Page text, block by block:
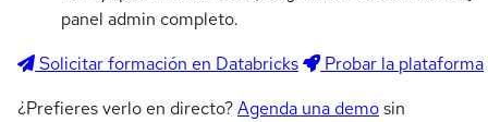
panel admin completo.
Solicitar formación en Databricks
Probar la plataforma
¿Prefieres verlo en directo?Agenda una demosin